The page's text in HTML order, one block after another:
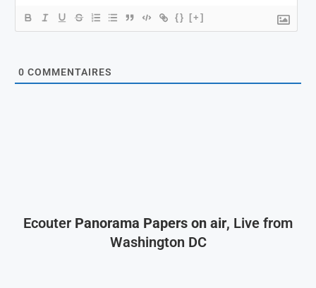
{} [+]
0 COMMENTAIRES
Ecouter Panorama Papers on air, Live from
Washington DC